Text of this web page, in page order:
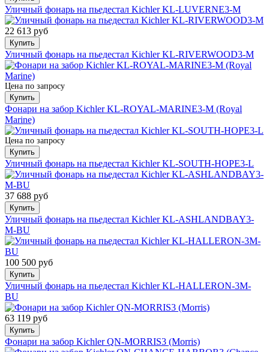
Уличный фонарь на пьедестал Kichler KL-LUVERNE3-M
22 613 руб
Купить
Уличный фонарь на пьедестал Kichler KL-RIVERWOOD3-M
Цена по запросу
Купить
Фонари на забор Kichler KL-ROYAL-MARINE3-M (Royal
Marine)
Цена по запросу
Купить
Уличный фонарь на пьедестал Kichler KL-SOUTH-HOPE3-L
37 688 руб
Купить
Уличный фонарь на пьедестал Kichler KL-ASHLANDBAY3-
M-BU
100 500 руб
Купить
Уличный фонарь на пьедестал Kichler KL-HALLERON-3M-
BU
63 119 руб
Купить
Фонари на забор Kichler QN-MORRIS3 (Morris)